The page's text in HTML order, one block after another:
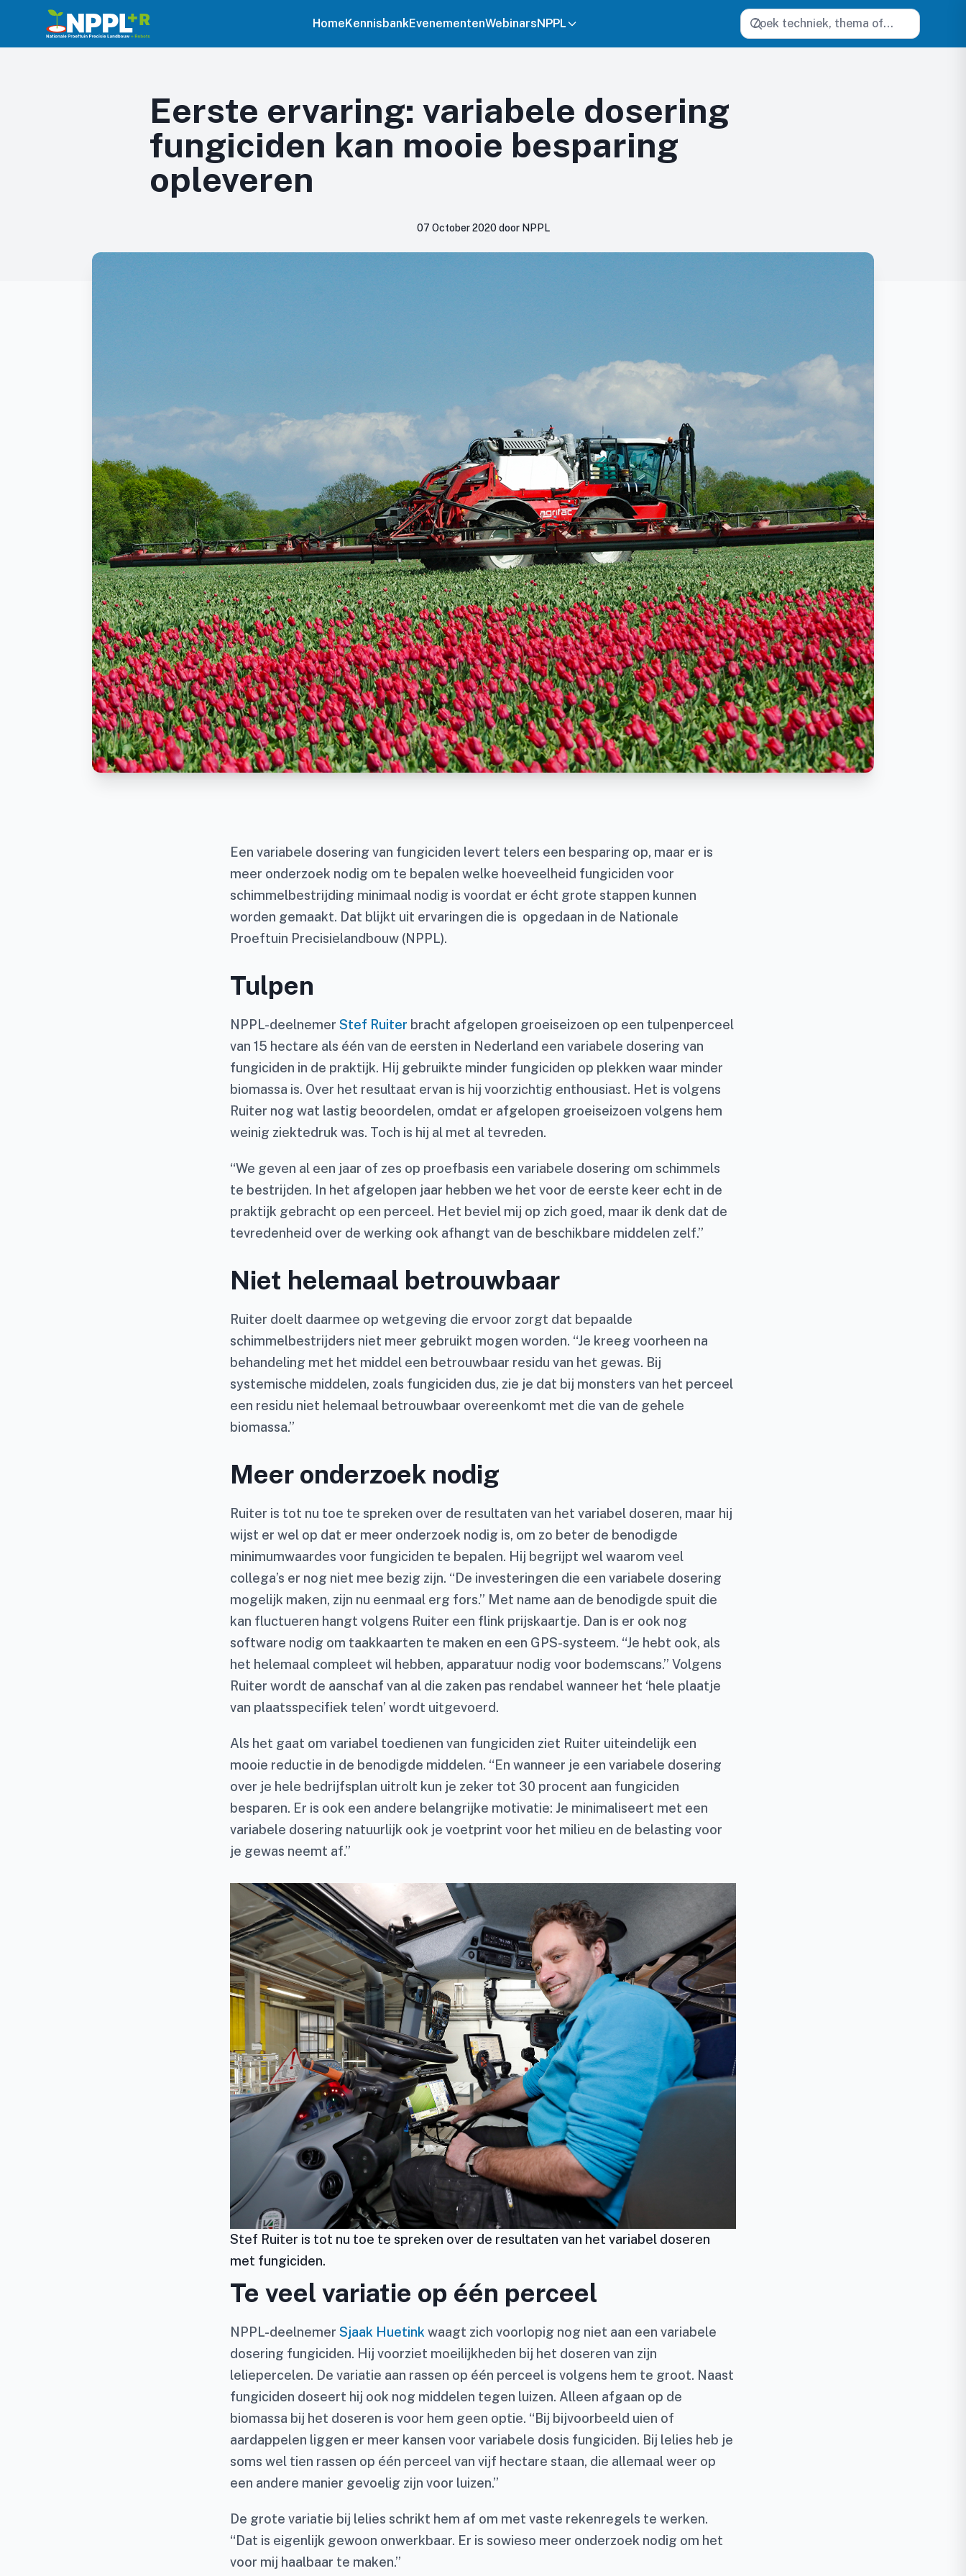
HomeKennisbankEvenementenWebinarsNPPL Zoeken
Eerste ervaring: variabele dosering
fungiciden kan mooie besparing
opleveren
07 October 2020 door NPPL
Een variabele dosering van fungiciden levert telers een besparing op, maar er is
meer onderzoek nodig om te bepalen welke hoeveelheid fungiciden voor
schimmelbestrijding minimaal nodig is voordat er écht grote stappen kunnen
worden gemaakt. Dat blijkt uit ervaringen die is opgedaan in de Nationale
Proeftuin Precisielandbouw (NPPL).
Tulpen
NPPL-deelnemer Stef Ruiter bracht afgelopen groeiseizoen op een tulpenperceel
van 15 hectare als één van de eersten in Nederland een variabele dosering van
fungiciden in de praktijk. Hij gebruikte minder fungiciden op plekken waar minder
biomassa is. Over het resultaat ervan is hij voorzichtig enthousiast. Het is volgens
Ruiter nog wat lastig beoordelen, omdat er afgelopen groeiseizoen volgens hem
weinig ziektedruk was. Toch is hij al met al tevreden.
“We geven al een jaar of zes op proefbasis een variabele dosering om schimmels
te bestrijden. In het afgelopen jaar hebben we het voor de eerste keer echt in de
praktijk gebracht op een perceel. Het beviel mij op zich goed, maar ik denk dat de
tevredenheid over de werking ook afhangt van de beschikbare middelen zelf.”
Niet helemaal betrouwbaar
Ruiter doelt daarmee op wetgeving die ervoor zorgt dat bepaalde
schimmelbestrijders niet meer gebruikt mogen worden. “Je kreeg voorheen na
behandeling met het middel een betrouwbaar residu van het gewas. Bij
systemische middelen, zoals fungiciden dus, zie je dat bij monsters van het perceel
een residu niet helemaal betrouwbaar overeenkomt met die van de gehele
biomassa.”
Meer onderzoek nodig
Ruiter is tot nu toe te spreken over de resultaten van het variabel doseren, maar hij
wijst er wel op dat er meer onderzoek nodig is, om zo beter de benodigde
minimumwaardes voor fungiciden te bepalen. Hij begrijpt wel waarom veel
collega’s er nog niet mee bezig zijn. “De investeringen die een variabele dosering
mogelijk maken, zijn nu eenmaal erg fors.” Met name aan de benodigde spuit die
kan fluctueren hangt volgens Ruiter een flink prijskaartje. Dan is er ook nog
software nodig om taakkaarten te maken en een GPS-systeem. “Je hebt ook, als
het helemaal compleet wil hebben, apparatuur nodig voor bodemscans.” Volgens
Ruiter wordt de aanschaf van al die zaken pas rendabel wanneer het ‘hele plaatje
van plaatsspecifiek telen’ wordt uitgevoerd.
Als het gaat om variabel toedienen van fungiciden ziet Ruiter uiteindelijk een
mooie reductie in de benodigde middelen. “En wanneer je een variabele dosering
over je hele bedrijfsplan uitrolt kun je zeker tot 30 procent aan fungiciden
besparen. Er is ook een andere belangrijke motivatie: Je minimaliseert met een
variabele dosering natuurlijk ook je voetprint voor het milieu en de belasting voor
je gewas neemt af.”
Stef Ruiter is tot nu toe te spreken over de resultaten van het variabel doseren
met fungiciden.
Te veel variatie op één perceel
NPPL-deelnemer Sjaak Huetink waagt zich voorlopig nog niet aan een variabele
dosering fungiciden. Hij voorziet moeilijkheden bij het doseren van zijn
leliepercelen. De variatie aan rassen op één perceel is volgens hem te groot. Naast
fungiciden doseert hij ook nog middelen tegen luizen. Alleen afgaan op de
biomassa bij het doseren is voor hem geen optie. “Bij bijvoorbeeld uien of
aardappelen liggen er meer kansen voor variabele dosis fungiciden. Bij lelies heb je
soms wel tien rassen op één perceel van vijf hectare staan, die allemaal weer op
een andere manier gevoelig zijn voor luizen.”
De grote variatie bij lelies schrikt hem af om met vaste rekenregels te werken.
“Dat is eigenlijk gewoon onwerkbaar. Er is sowieso meer onderzoek nodig om het
voor mij haalbaar te maken.”